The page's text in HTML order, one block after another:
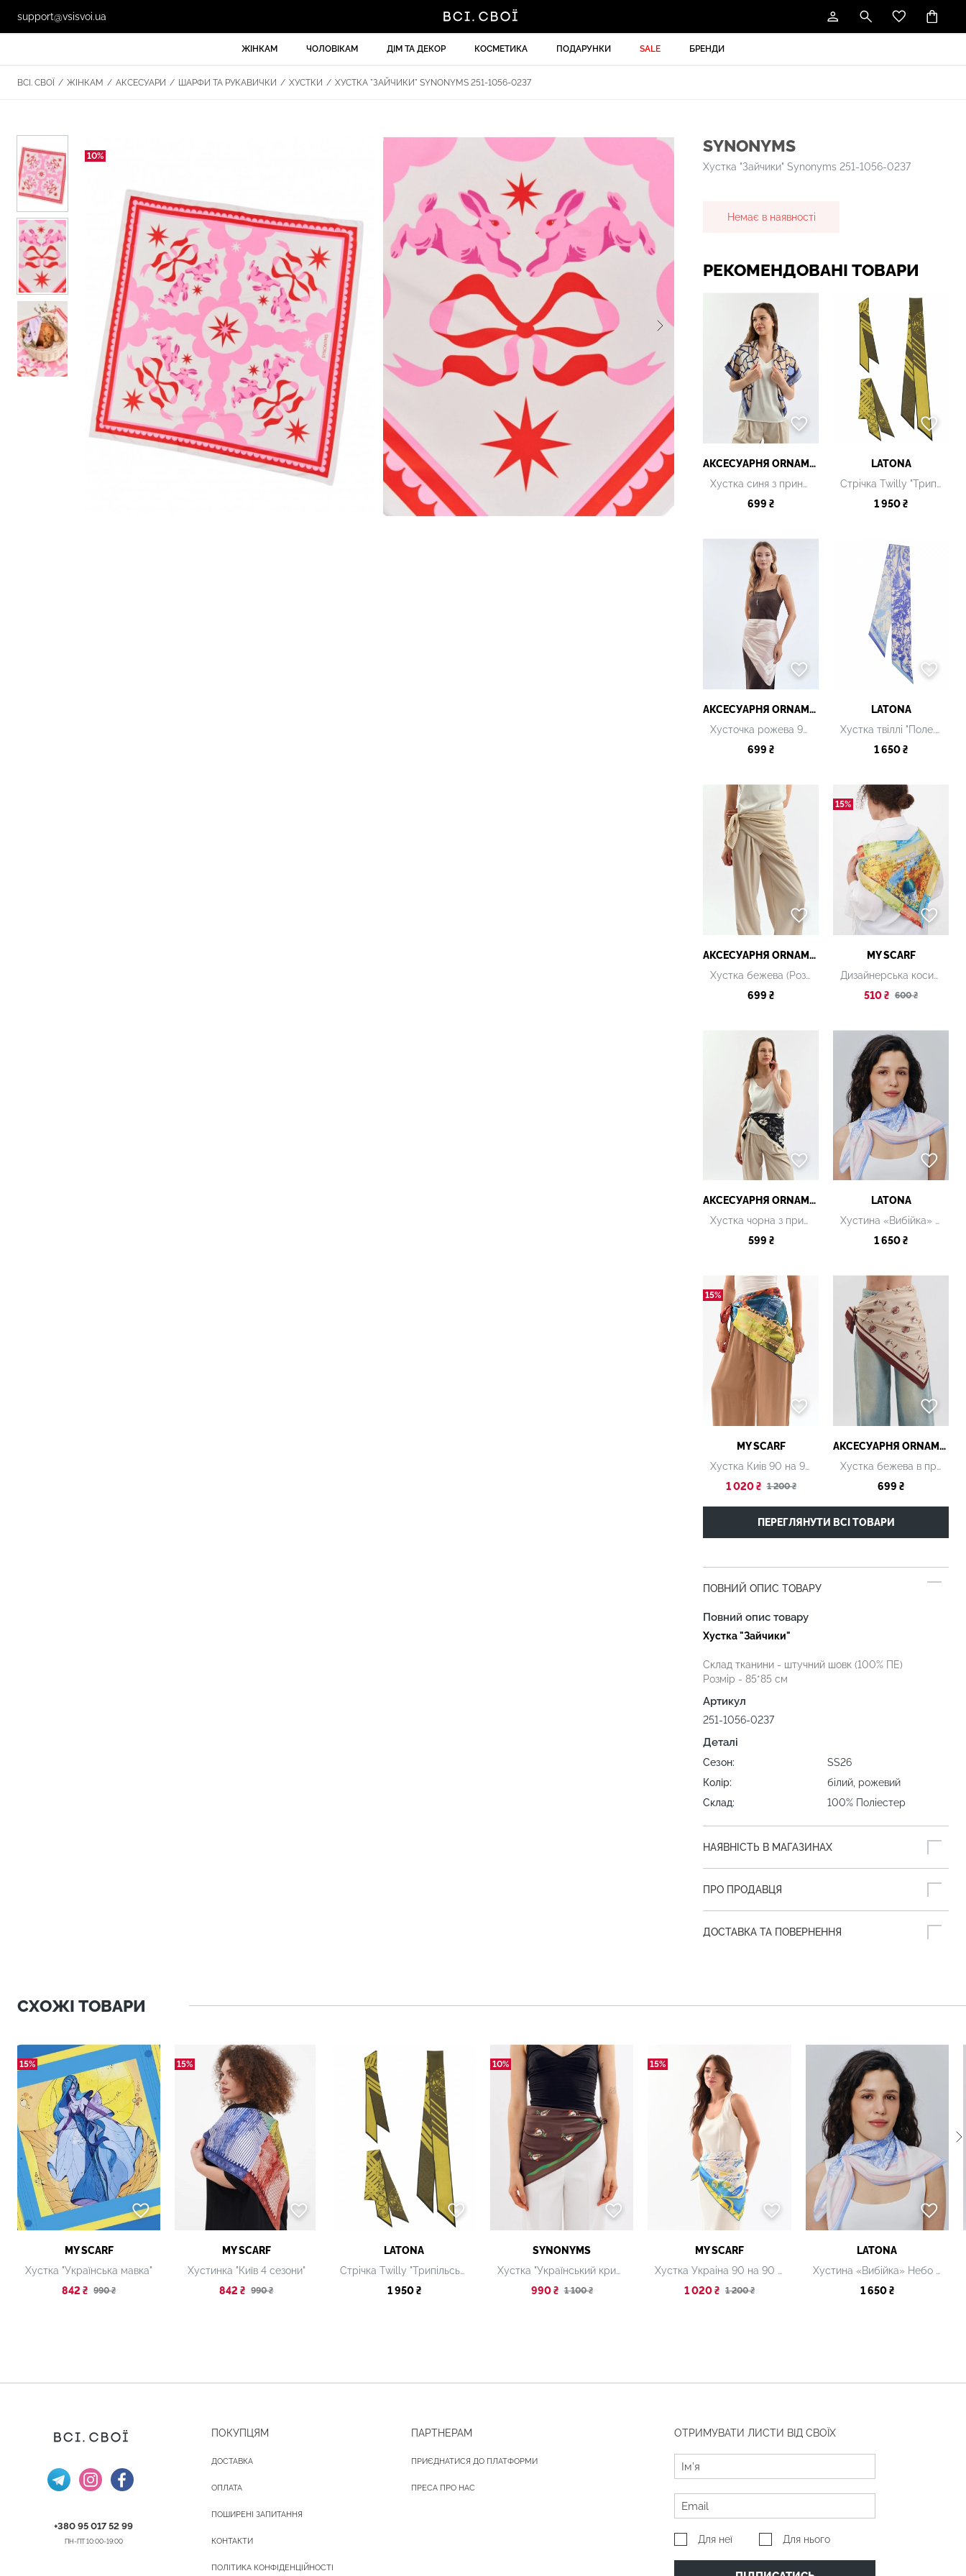
support@vsisvoi.ua
ЖІНКАМ ЧОЛОВІКАМ ДІМ ТА ДЕКОР КОСМЕТИКА ПОДАРУНКИ SALE БРЕНДИ
ВСІ. СВОЇ / ЖІНКАМ / АКСЕСУАРИ / ШАРФИ ТА РУКАВИЧКИ / ХУСТКИ / ХУСТКА "ЗАЙЧИКИ" SYNONYMS 251-1056-0237
10%
SYNONYMS
Хустка "Зайчики" Synonyms 251-1056-0237
Немає в наявності
РЕКОМЕНДОВАНІ ТОВАРИ
АКСЕСУАРНЯ ОRNAMENT
Хустка синя з принтом
699 ₴
LATONA
Стрічка Twilly "Трипільські орнаменти. Moss", 8 х 160 см
1 950 ₴
АКСЕСУАРНЯ ОRNAMENT
Хусточка рожева 90*90 см
699 ₴
LATONA
Хустка твіллі "Поле. Безмежна блакить"
1 650 ₴
АКСЕСУАРНЯ ОRNAMENT
Хустка бежева (Розмір 90*90 см)
699 ₴
15%
MY SCARF
Дизайнерська косинка "Київ. 4 сезони"
510 ₴ 600 ₴
АКСЕСУАРНЯ ОRNAMENT
Хустка чорна з принтом
599 ₴
LATONA
Хустина «Вибійка» Небо 65 х 65 см
1 650 ₴
15%
MY SCARF
Хустка Киів 90 на 90 см
1 020 ₴ 1 200 ₴
АКСЕСУАРНЯ ОRNAMENT
Хустка бежева в принт 90*90 см
699 ₴
ПЕРЕГЛЯНУТИ ВСІ ТОВАРИ
ПОВНИЙ ОПИС ТОВАРУ
Повний опис товару
Хустка "Зайчики"
Склад тканини - штучний шовк (100% ПЕ)
Розмір - 85*85 см
Артикул
251-1056-0237
Деталі
Сезон:
SS26
Колір:
білий, рожевий
Склад:
100% Поліестер
НАЯВНІСТЬ В МАГАЗИНАХ
ПРО ПРОДАВЦЯ
ДОСТАВКА ТА ПОВЕРНЕННЯ
СХОЖІ ТОВАРИ
15%
MY SCARF
Хустка "Українська мавка"
842 ₴ 990 ₴
15%
MY SCARF
Хустинка "Київ 4 сезони"
842 ₴
990 ₴
LATONA
Стрічка Twilly "Трипільські орнаменти. Moss", 8 х 160 см
1 950 ₴
10%
SYNONYMS
Хустка "Український крижень"
990 ₴ 1 100 ₴
15%
MY SCARF
Хустка Украіна 90 на 90 см
1 020 ₴ 1 200 ₴
LATONA
Хустина «Вибійка» Небо 65 х 65 см
1 650 ₴
+380 95 017 52 99
ПН-ПТ 10:00-19:00
ПОКУПЦЯМ
ДОСТАВКА
ОПЛАТА
ПОШИРЕНІ ЗАПИТАННЯ
КОНТАКТИ
ПОЛІТИКА КОНФІДЕНЦІЙНОСТІ
ПАРТНЕРАМ
ПРИЄДНАТИСЯ ДО ПЛАТФОРМИ
ПРЕСА ПРО НАС
ОТРИМУВАТИ ЛИСТИ ВІД СВОЇХ
Для неї Для нього